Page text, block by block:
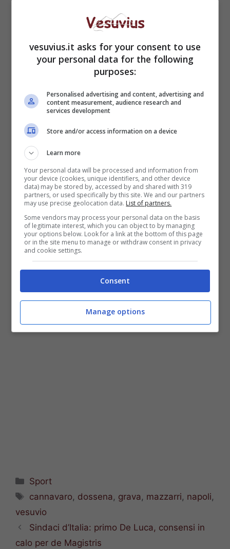
Lo stesso patron azzurro tratterà poi
direttamente con l’Inter per Silvestre: anche il
difensore argentino dovrebbe arrivare in
prestito con diritto di riscatto a favore dei
partenopei. Questa operazione però potrebbe
anche essere posticipata: il Napoli vuole
aspettare prima la sentenza di secondo grado
per Cannavaro e Grava e poi valutare le mosse
in difesa. Così è stata congelata anche la pista
Neto: il portoghese piace, ma gli otto milioni
richiesti dal Siena sono troppi, soprattutto se
Cannavaro dovesse tornare disponibile a breve.
Categorie
Sport
Tag
cannavaro, dossena, grava, mazzarri, napoli,
vesuvio
Sindaci d’Italia: primo De Luca, consensi in
calo per de Magistris
vesuvius.it asks for your consent to use
your personal data for the following
purposes:
Personalised advertising and content, advertising and
content measurement, audience research and
services development
Store and/or access information on a device
Learn more
Your personal data will be processed and information from
your device (cookies, unique identifiers, and other device
data) may be stored by, accessed by and shared with 319
partners, or used specifically by this site. We and our partners
may use precise geolocation data. List of partners.
Some vendors may process your personal data on the basis
of legitimate interest, which you can object to by managing
your options below. Look for a link at the bottom of this page
or in the site menu to manage or withdraw consent in privacy
and cookie settings.
Consent
Manage options